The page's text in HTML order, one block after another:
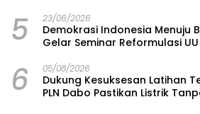
5 23/06/2026
Demokrasi Indonesia Menuju
Gelar Seminar Reformulasi
6 05/08/2026
Dukung Kesuksesan Latihan
PLN Dabo Pastikan Listrik